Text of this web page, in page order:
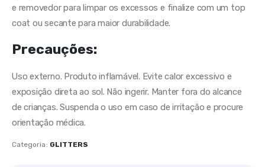
e removedor para limpar os excessos e finalize com um top
coat ou secante para maior durabilidade.
Precauções:
Uso externo. Produto inflamável. Evite calor excessivo e
exposição direta ao sol. Não ingerir. Manter fora do alcance
de crianças. Suspenda o uso em caso de irritação e procure
orientação médica.
Categoria: GLITTERS